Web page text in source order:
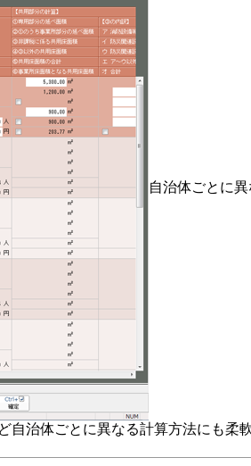
自治体ごとに
治体ごとに異なる計算方法にも柔